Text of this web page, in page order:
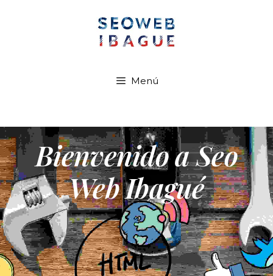
Menú
Bienvenido a Seo
Web Ibagué